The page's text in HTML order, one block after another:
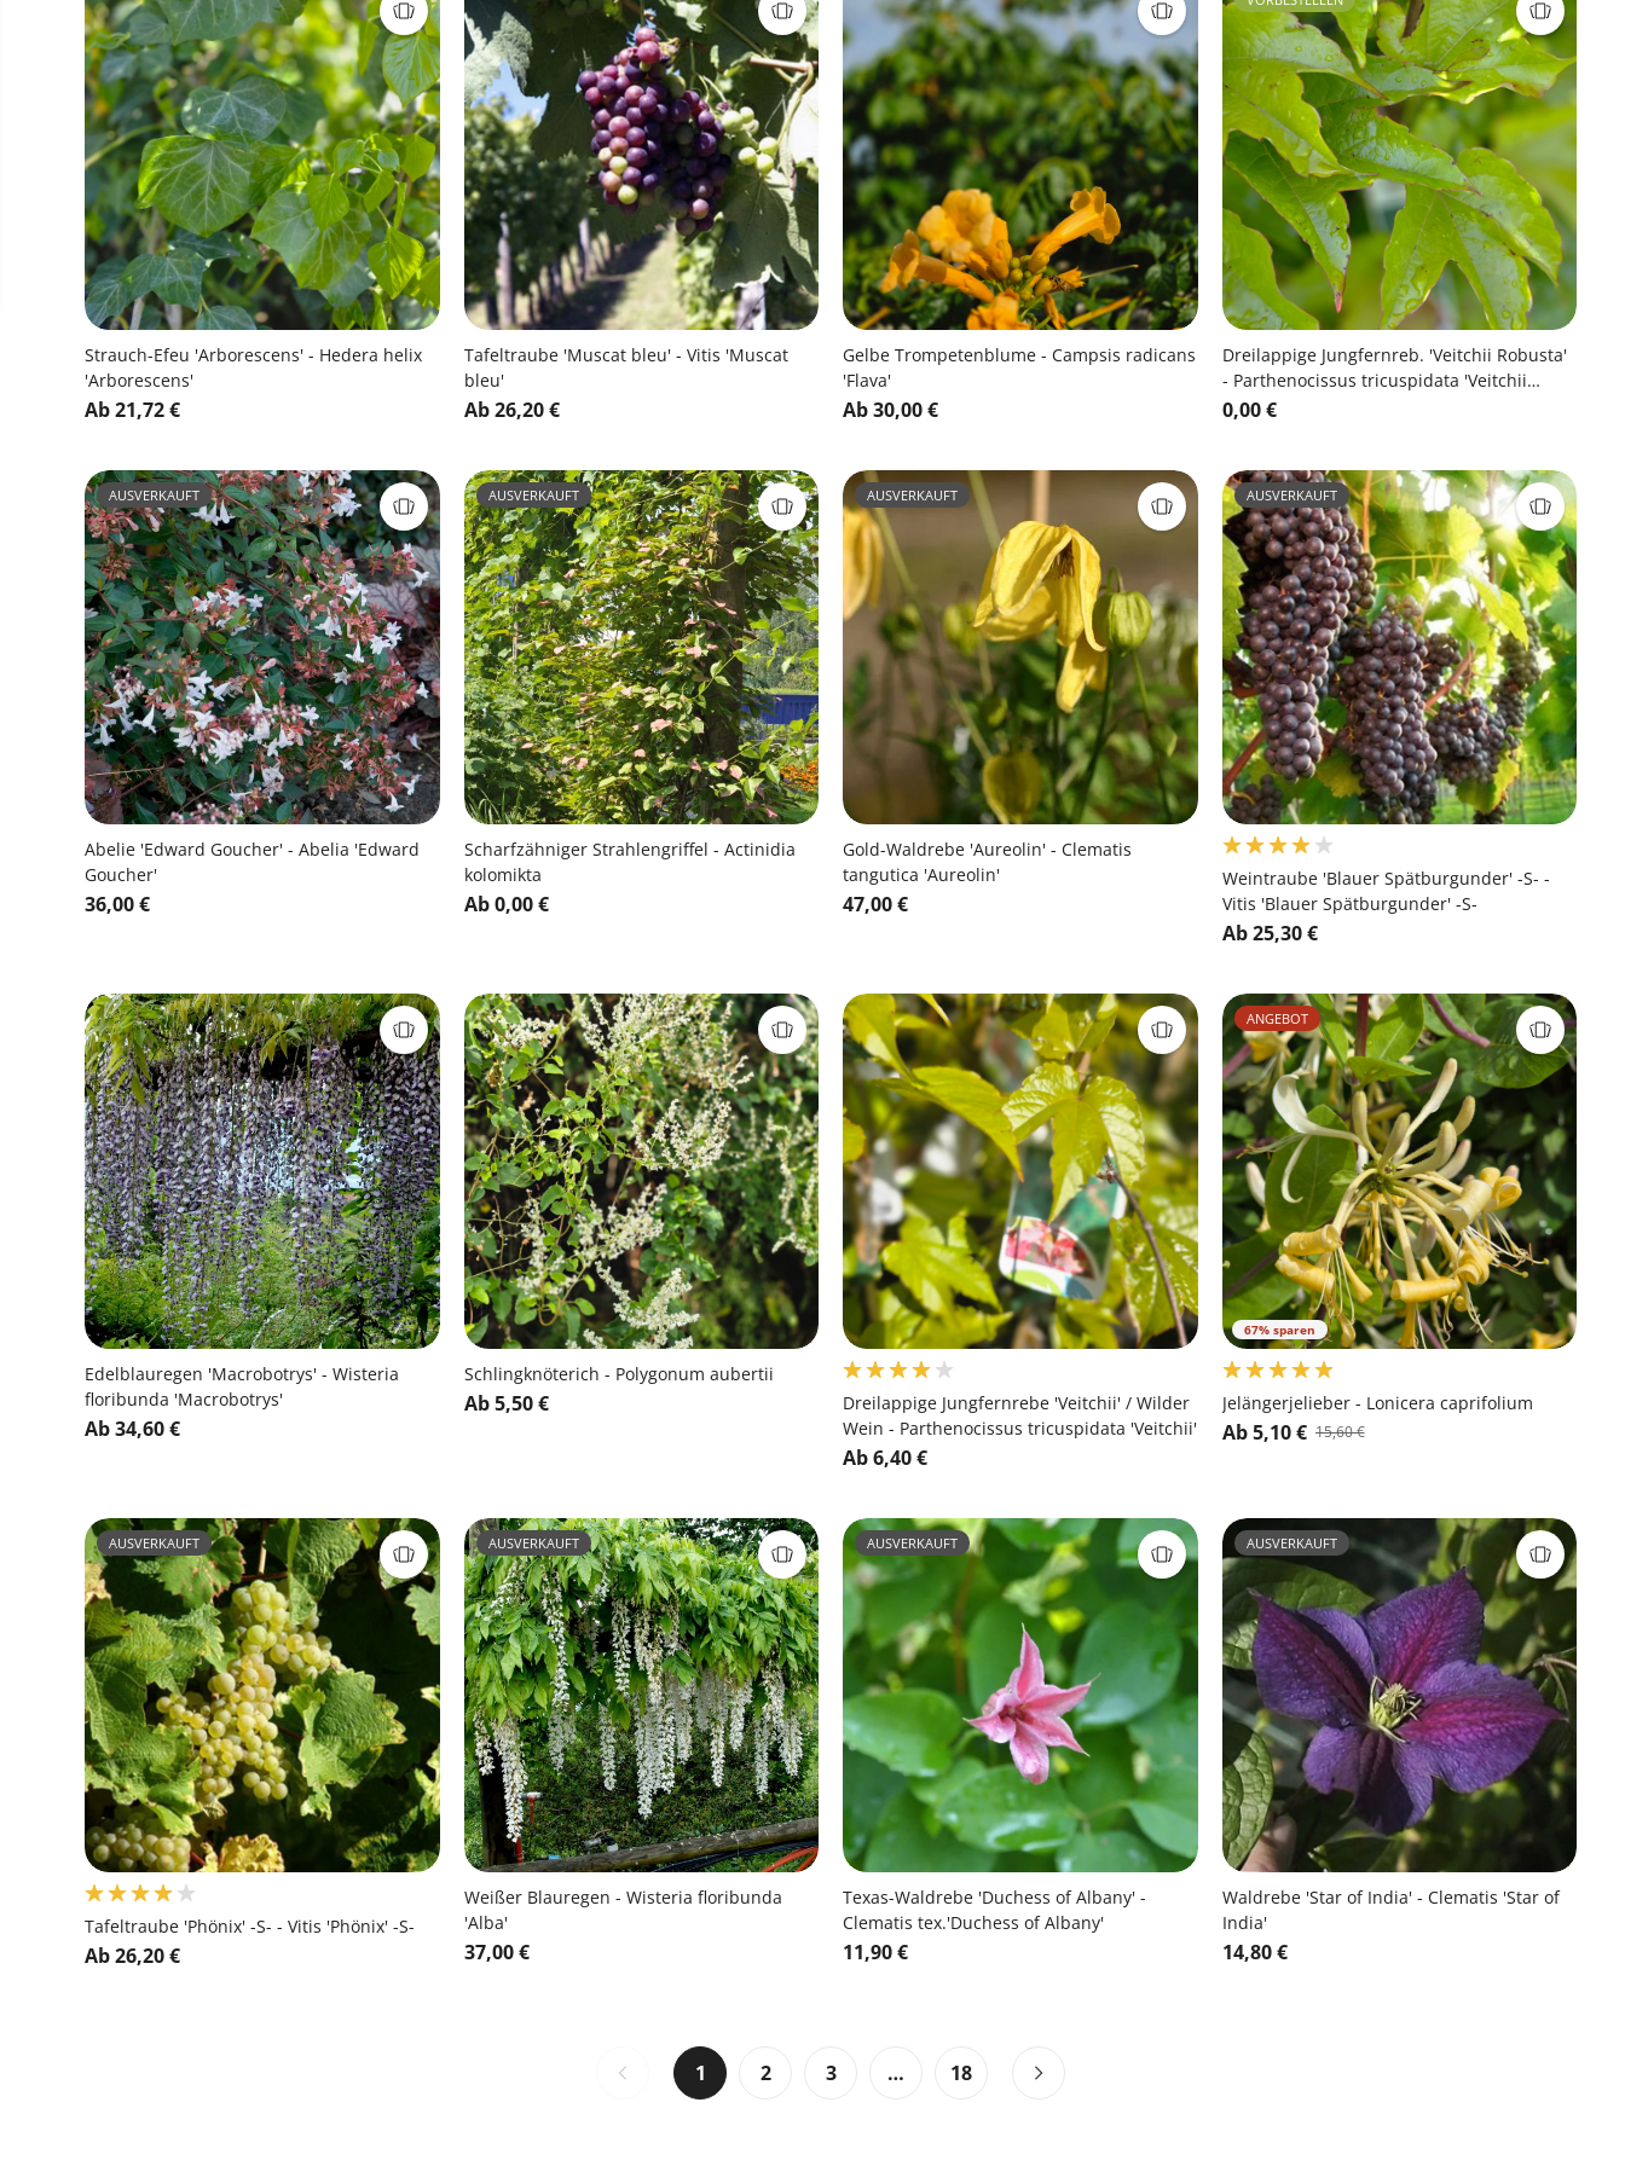
Strauch-Efeu 'Arborescens' - Hedera helix
'Arborescens'
Ab 21,72 €
Tafeltraube 'Muscat bleu' - Vitis 'Muscat
bleu'
Ab 26,20 €
Gelbe Trompetenblume - Campsis radicans
'Flava'
Ab 30,00 €
Dreilappige Jungfernreb. 'Veitchii Robusta'
- Parthenocissus tricuspidata 'Veitchii
Robusta'
0,00 €
AUSVERKAUFT
Abelie 'Edward Goucher' - Abelia 'Edward
Goucher'
36,00 €
AUSVERKAUFT
Scharfzähniger Strahlengriffel - Actinidia
kolomikta
Ab 0,00 €
AUSVERKAUFT
Gold-Waldrebe 'Aureolin' - Clematis
tangutica 'Aureolin'
47,00 €
AUSVERKAUFT
Weintraube 'Blauer Spätburgunder' -S- -
Vitis 'Blauer Spätburgunder' -S-
Ab 25,30 €
Edelblauregen 'Macrobotrys' - Wisteria
floribunda 'Macrobotrys'
Ab 34,60 €
Schlingknöterich - Polygonum aubertii
Ab 5,50 €
Dreilappige Jungfernrebe 'Veitchii' / Wilder
Wein - Parthenocissus tricuspidata 'Veitchii'
Ab 6,40 €
67% sparen
ANGEBOT
Jelängerjelieber - Lonicera caprifolium
Ab 5,10 € 15,60 €
AUSVERKAUFT
Tafeltraube 'Phönix' -S- - Vitis 'Phönix' -S-
Ab 26,20 €
AUSVERKAUFT
Weißer Blauregen - Wisteria floribunda
'Alba'
37,00 €
AUSVERKAUFT
Texas-Waldrebe 'Duchess of Albany' -
Clematis tex.'Duchess of Albany'
11,90 €
AUSVERKAUFT
Waldrebe 'Star of India' - Clematis 'Star of
India'
14,80 €
1 2 3 … 18